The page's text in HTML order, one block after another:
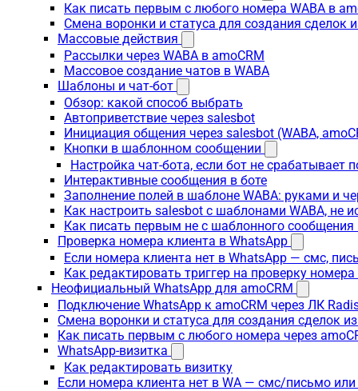
Как писать первым с любого номера WABA в
Смена воронки и статуса для создания сделок
Массовые действия
Рассылки через WABA в amoCRM
Массовое создание чатов в WABA
Шаблоны и чат-бот
Обзор: какой способ выбрать
Автоприветствие через salesbot
Инициация общения через salesbot (WABA,
Кнопки в шаблонном сообщении
Настройка чат-бота, если бот не срабатывает
Интерактивные сообщения в боте
Заполнение полей в шаблоне WABA: руками и
Как настроить salesbot с шаблонами WABA, не
Как писать первым не с шаблонного сообщения
Проверка номера клиента в WhatsApp
Если номера клиента нет в WhatsApp — смс,
Как редактировать триггер на проверку номера
Неофициальный WhatsApp для amoCRM
Подключение WhatsApp к amoCRM через ЛК
Смена воронки и статуса для создания сделок
Как писать первым с любого номера через
WhatsApp-визитка
Как редактировать визитку
Если номера клиента нет в WA — смс/письмо